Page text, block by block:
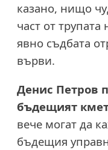
казано, нищо
част от
явно съдбата
върви.
Денис Петров
бъдещият
вече могат да
бъдещия